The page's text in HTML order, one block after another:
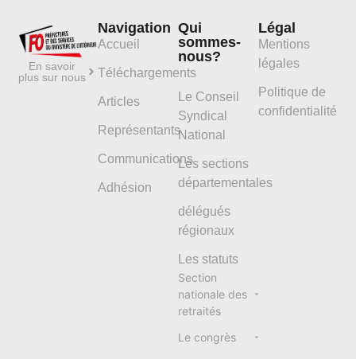
En savoir
plus sur nous
Navigation
Accueil
Téléchargements
Articles
Représentants
Communications
Adhésion
Qui
sommes-
nous?
Le Conseil
Syndical
National
Les sections
départementales
délégués
régionaux
Les statuts
Section
nationale des
retraités
Le congrès
Légal
Mentions
légales
Politique de
confidentialité